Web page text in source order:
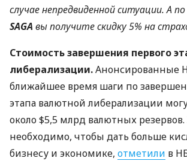
случае непредвиденной ситуации. А по
SAGA вы получите скидку 5% на
Стоимость завершения первого
либерализации.Анонсированные
ближайшее время шаги по
этапа валютной либерализации
около $5,5 млрд валютных резервов.
необходимо, чтобы дать больше
бизнесу и экономике, отметили в